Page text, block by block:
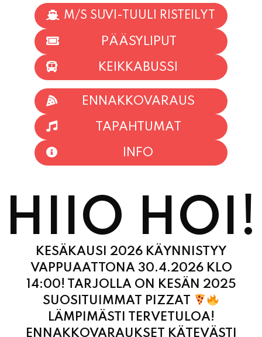
M/S SUVI-TUULI RISTEILYT
PÄÄSYLIPUT
KEIKKABUSSI
ENNAKKOVARAUS
TAPAHTUMAT
INFO
HIIO HOI!
KESÄKAUSI 2026 KÄYNNISTYY
VAPPUAATTONA 30.4.2026 KLO
14:00! TARJOLLA ON KESÄN 2025
SUOSITUIMMAT PIZZAT
LÄMPIMÄSTI TERVETULOA!
ENNAKKOVARAUKSET KÄTEVÄSTI